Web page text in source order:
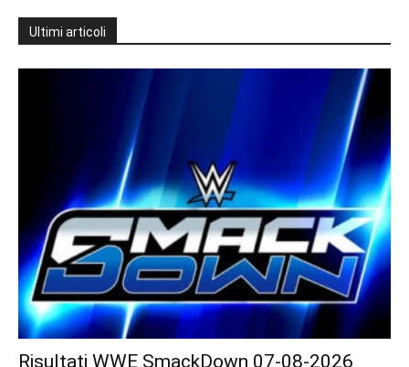
Ultimi articoli
Risultati WWE SmackDown 07-08-2026